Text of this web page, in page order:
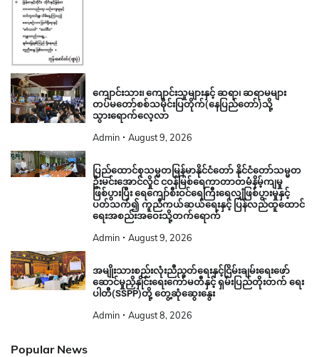
ကျောင်းသား၊ ကျောင်းသူများနှင့် ဆရာ၊ ဆရာမများ
တပ်မတော်စစ်သမိုင်းပြတိုက်(နေပြည်တော်)သို့
သွားရောက်လေ့လာ
Admin August 9, 2026
ပြည်ထောင်စုသမ္မတမြန်မာနိုင်ငံတော် နိုင်ငံတော်သမ္မတ
ဦးမင်းအောင်လှိုင် ငဝန်မြစ်ရေကာတာတမံနိမ့်ကျမှု
ဖြစ်ပွားပြီး ရေကျော်စီးဝင်ရေကြီးရေလျှံဖြစ်ပွားမှုနှင့်
ပတ်သက်၍ ကူညီကယ်ဆယ်ရေးနှင့် ပြန်လည်ထူထောင်
ရေးအစည်းအဝေးသို့တက်ရောက်
Admin August 9, 2026
အမျိုးသားစည်းလုံးညီညွတ်ရေးနှင့်ငြိမ်းချမ်းရေးဖော်
ဆောင်မှုညှိနှိုင်းရေးကော်မတီနှင့် ရှမ်းပြည်တိုးတက် ရေး
ပါတီ(SSPP)တို့ တွေ့ဆုံဆွေးနွေး
Admin August 8, 2026
Popular News